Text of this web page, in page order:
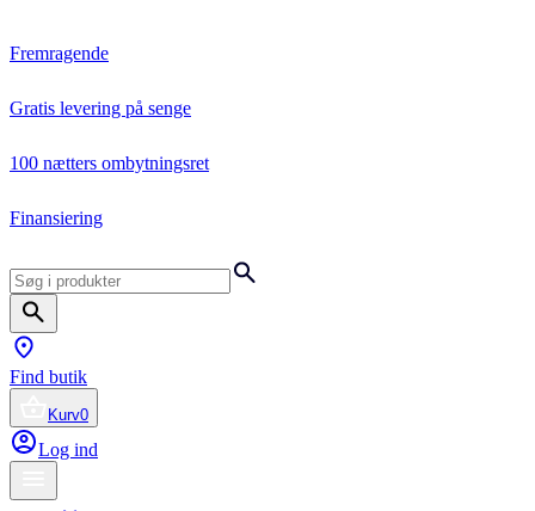
Fremragende
Gratis levering på senge
100 nætters ombytningsret
Finansiering
Find butik
Kurv0
Log ind